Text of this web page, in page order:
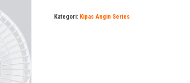
Kategori: Kipas Angin Series